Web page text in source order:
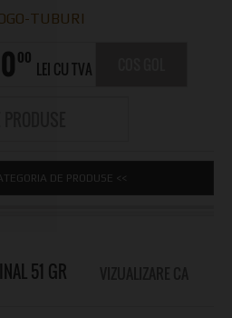
000
LEI CU TVA
DE PRODUSE <<
51 GR